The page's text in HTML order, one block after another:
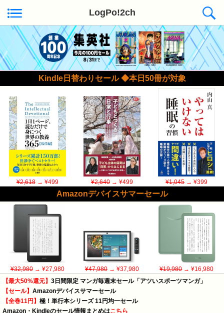
LogPo!2ch
Kindle日替わりセール ◆本日50冊が対象
¥2,618→ ¥499 ¥2,640→ ¥499 ¥1,045→ ¥399
Amazonデバイスサマーセール
¥32,980→ ¥27,980 ¥47,980→ ¥37,980 ¥19,980→ ¥16,980
【最大50%還元】 3日間限定 マンガ毎週末セール「アツいスポーツマンガ」
【セール】 Amazonデバイスサマーセール
【全巻11円】 極！単行本シリーズ 11円均一セール
Amazon・Kindleのセール情報まとめはこちら